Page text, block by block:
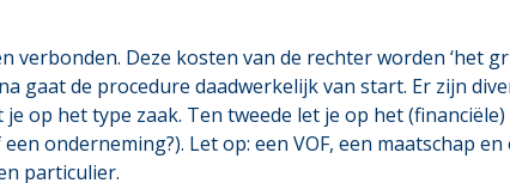
Deze kosten van de rechter worden ‘het
gaat de procedure daadwerkelijk van start. Er zijn
op het type zaak. Ten tweede let je op het
onderneming?). Let op: een VOF, een maatschap
particulier.